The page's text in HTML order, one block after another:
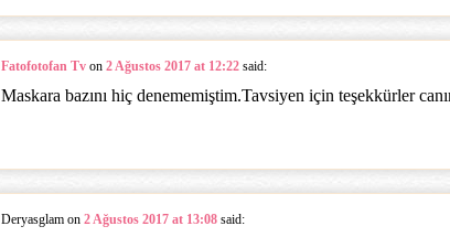
Fatofotofan Tv on 2 Ağustos 2017 at 12:22 said:
Maskara bazını hiç denememiştim.Tavsiyen için teşekkürler
Deryasglam on 2 Ağustos 2017 at 13:08 said: